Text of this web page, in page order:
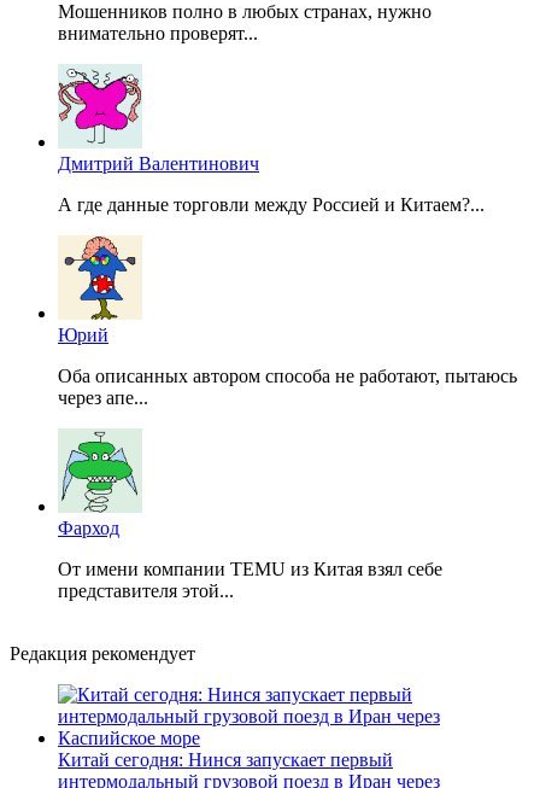
Мошенников полно в любых странах, нужно
внимательно проверят...
Дмитрий Валентинович
А где данные торговли между Россией и Китаем?...
Юрий
Оба описанных автором способа не работают, пытаюсь
через апе...
Фарход
От имени компании TEMU из Китая взял себе
представителя этой...
Редакция рекомендует
Китай сегодня: Нинся запускает первый
интермодальный грузовой поезд в Иран через